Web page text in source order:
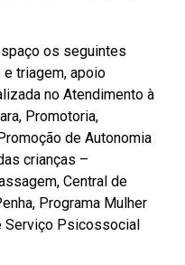
os seguintes
triagem, apoio
no Atendimento à
Promotoria,
de Autonomia
crianças –
Central de
Programa Mulher
Serviço Psicossocial